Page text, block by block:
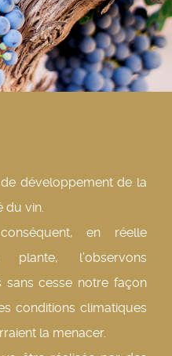
développement de la
du vin.
en réelle
l’observons
sans cesse notre façon
conditions climatiques
la menacer.